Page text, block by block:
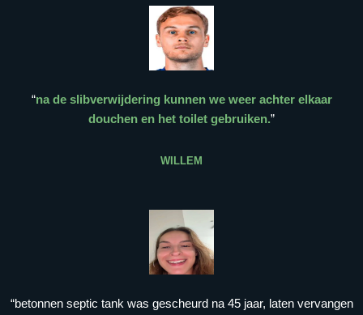
“na de slibverwijdering kunnen we weer achter elkaar
douchen en het toilet gebruiken.”
WILLEM
“betonnen septic tank was gescheurd na 45 jaar, laten vervangen